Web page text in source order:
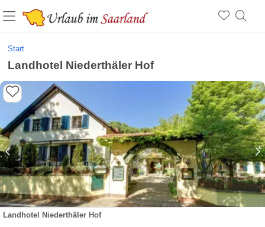
Start
Landhotel Niederthäler Hof
Landhotel Niederthäler Hof